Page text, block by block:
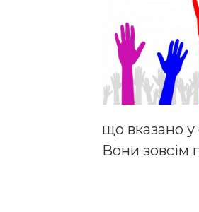
що вказано
Вони зовсім